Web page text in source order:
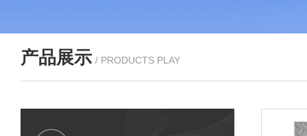
产品展示 / PRODUCTS PLAY